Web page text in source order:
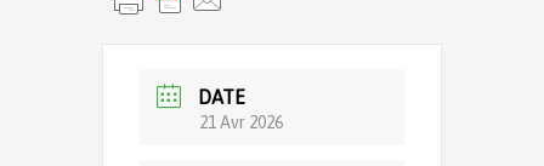
DATE
21 Avr 2026